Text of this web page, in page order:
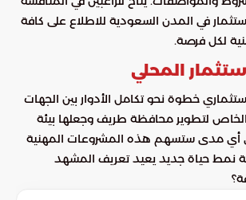
في المدن السعودية للاطلاع على كافة
لكل فرصة.
المحلي
خطوة نحو تكامل الأدوار بين الجهات
لتطوير محافظة طريف وجعلها بيئة
أي مدى ستسهم هذه المشروعات المهنية
نمط حياة جديد يعيد تعريف المشهد